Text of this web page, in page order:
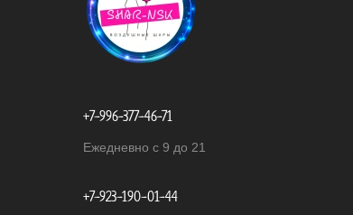
+7-996-377-46-71
Ежедневно с 9 до 21
+7-923-190-01-44